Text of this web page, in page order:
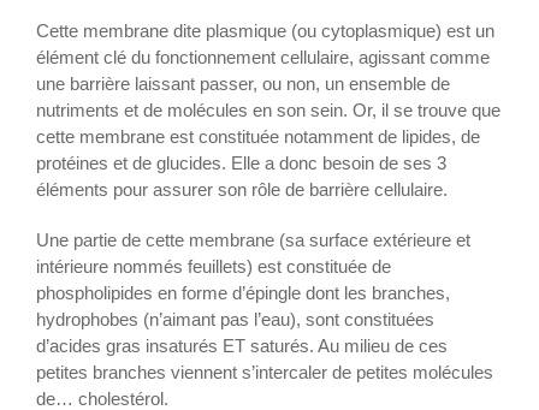
Cette membrane dite plasmique (ou cytoplasmique) est un
élément clé du fonctionnement cellulaire, agissant comme
une barrière laissant passer, ou non, un ensemble de
nutriments et de molécules en son sein. Or, il se trouve que
cette membrane est constituée notamment de lipides, de
protéines et de glucides. Elle a donc besoin de ses 3
éléments pour assurer son rôle de barrière cellulaire.
Une partie de cette membrane (sa surface extérieure et
intérieure nommés feuillets) est constituée de
phospholipides en forme d’épingle dont les branches,
hydrophobes (n’aimant pas l’eau), sont constituées
d’acides gras insaturés ET saturés. Au milieu de ces
petites branches viennent s’intercaler de petites molécules
de… cholestérol.